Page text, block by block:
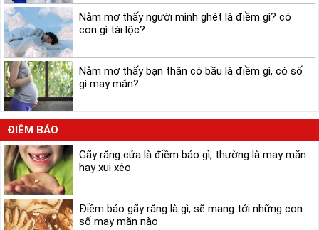
Nằm mơ thấy người mình ghét là điềm gì? có
con gì tài lộc?
Nằm mơ thấy bạn thân có bầu là điềm gì, có số
gì may mắn?
ĐIỀM BÁO
Gãy răng cửa là điềm báo gì, thường là may mắn
hay xui xẻo
Điềm báo gãy răng là gì, sẽ mang tới những con
số may mắn nào